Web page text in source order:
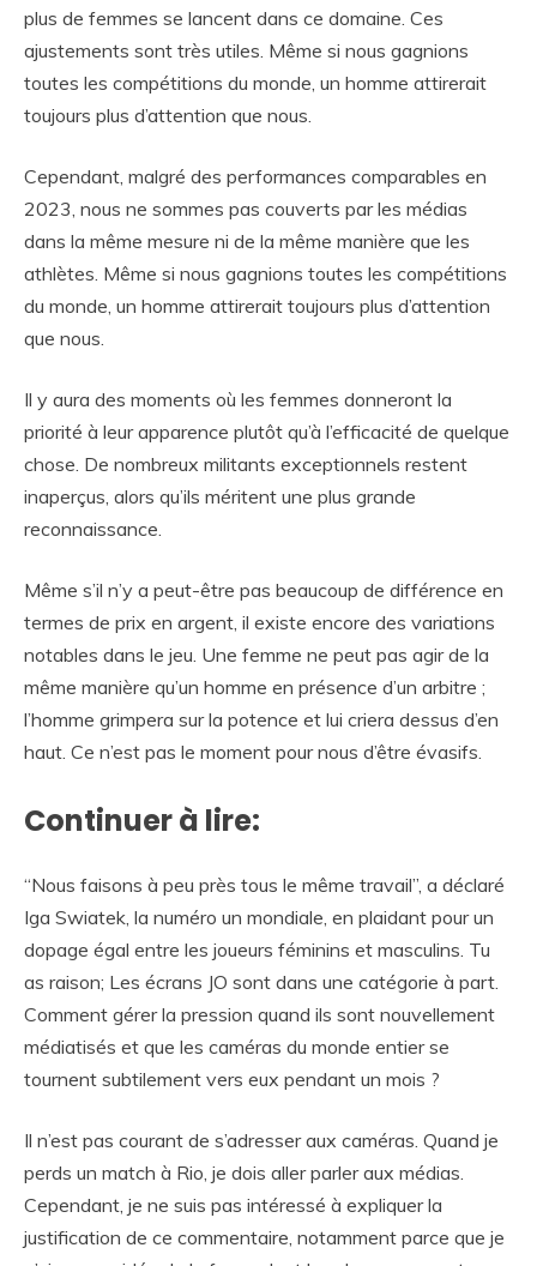
plus de femmes se lancent dans ce domaine. Ces
ajustements sont très utiles. Même si nous gagnions
toutes les compétitions du monde, un homme attirerait
toujours plus d’attention que nous.
Cependant, malgré des performances comparables en
2023, nous ne sommes pas couverts par les médias
dans la même mesure ni de la même manière que les
athlètes. Même si nous gagnions toutes les compétitions
du monde, un homme attirerait toujours plus d’attention
que nous.
Il y aura des moments où les femmes donneront la
priorité à leur apparence plutôt qu’à l’efficacité de quelque
chose. De nombreux militants exceptionnels restent
inaperçus, alors qu’ils méritent une plus grande
reconnaissance.
Même s’il n’y a peut-être pas beaucoup de différence en
termes de prix en argent, il existe encore des variations
notables dans le jeu. Une femme ne peut pas agir de la
même manière qu’un homme en présence d’un arbitre ;
l’homme grimpera sur la potence et lui criera dessus d’en
haut. Ce n’est pas le moment pour nous d’être évasifs.
Continuer à lire:
“Nous faisons à peu près tous le même travail”, a déclaré
Iga Swiatek, la numéro un mondiale, en plaidant pour un
dopage égal entre les joueurs féminins et masculins. Tu
as raison; Les écrans JO sont dans une catégorie à part.
Comment gérer la pression quand ils sont nouvellement
médiatisés et que les caméras du monde entier se
tournent subtilement vers eux pendant un mois ?
Il n’est pas courant de s’adresser aux caméras. Quand je
perds un match à Rio, je dois aller parler aux médias.
Cependant, je ne suis pas intéressé à expliquer la
justification de ce commentaire, notamment parce que je